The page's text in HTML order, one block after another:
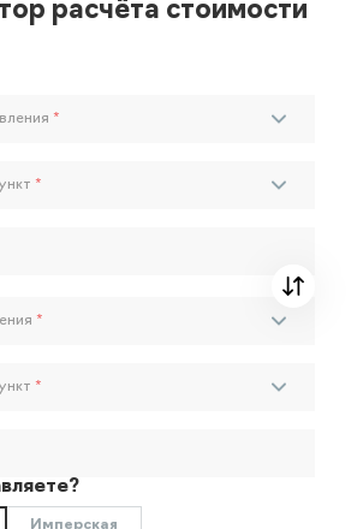
расчёта стоимости
*
*
*
*
Имперская